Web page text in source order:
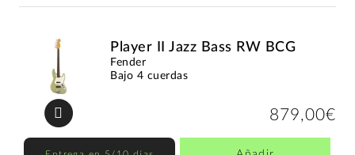
Player II Jazz Bass RW BCG
Fender
Bajo 4 cuerdas
879,00€